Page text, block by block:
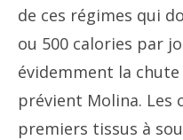
de ces régimes qui
ou 500 calories par
évidemment la chute
prévient Molina. Les
premiers tissus à